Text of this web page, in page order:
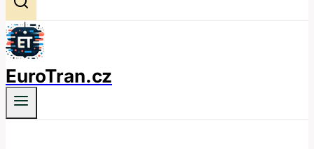
EuroTran.cz